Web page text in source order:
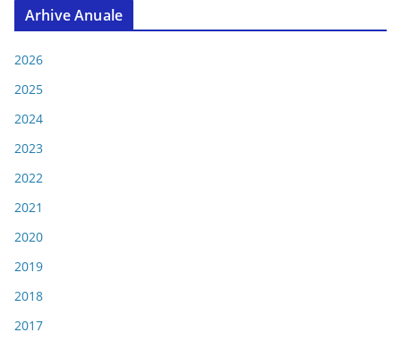
Arhive Anuale
2026
2025
2024
2023
2022
2021
2020
2019
2018
2017